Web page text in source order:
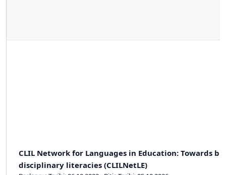
CLIL Network for Languages in Education: Towards
disciplinary literacies (CLILNetLE)